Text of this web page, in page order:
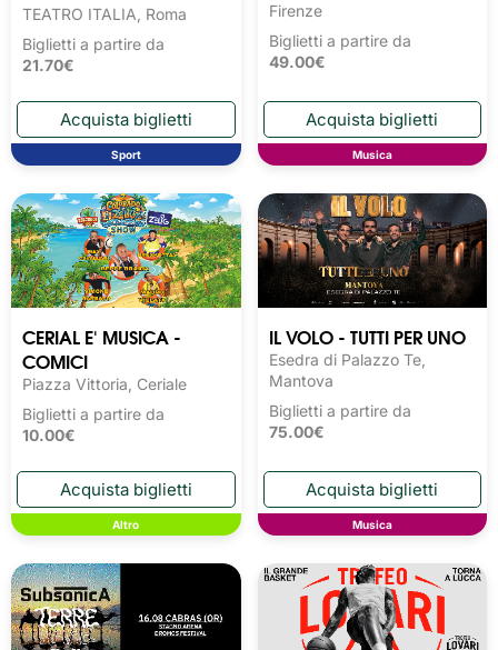
TEATRO ITALIA, Roma
Biglietti a partire da
21.70€
Sport
Firenze
Biglietti a partire da
49.00€
Musica
CERIAL E' MUSICA -
COMICI
Piazza Vittoria, Ceriale
Biglietti a partire da
10.00€
Altro
IL VOLO - TUTTI PER UNO
Esedra di Palazzo Te,
Mantova
Biglietti a partire da
75.00€
Musica